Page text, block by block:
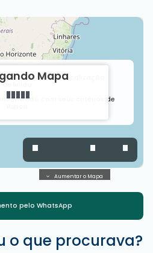
Mapa
não tem sua localização
definida.
com seus critérios de
Aumentar o Mapa
pelo WhatsApp
o que procurava?